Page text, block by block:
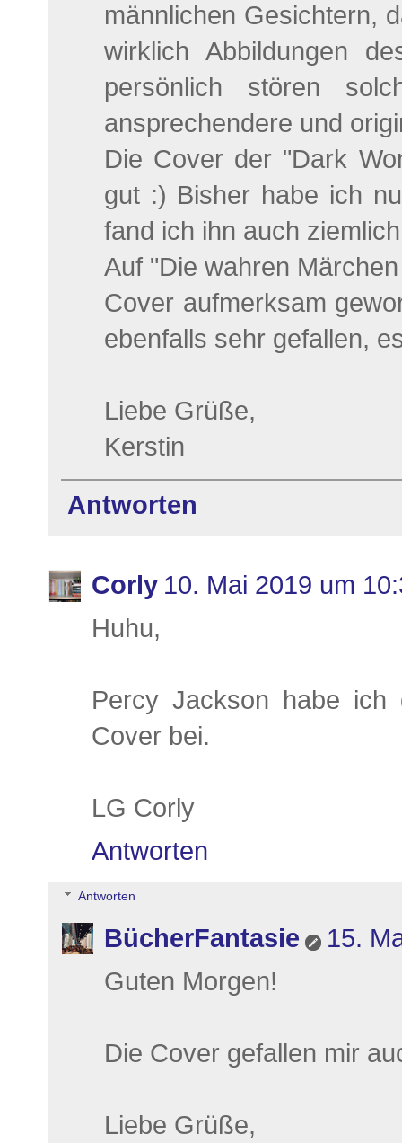
männlichen Gesichtern,
wirklich Abbildungen
persönlich stören
ansprechendere und
Die Cover der "Dark
gut :) Bisher habe ich
fand ich ihn auch
Auf "Die wahren
Cover aufmerksam
ebenfalls sehr gefallen,
Liebe Grüße,
Kerstin
Antworten
Corly 10. Mai 2019 um
Huhu,
Percy Jackson habe ich
Cover bei.
LG Corly
Antworten
Antworten
BücherFantasie
15.
Guten Morgen!
Die Cover gefallen mir
Liebe Grüße,